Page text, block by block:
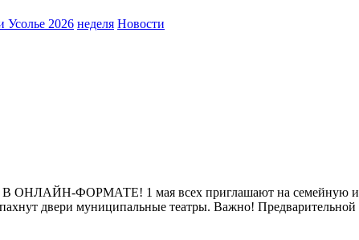
Усолье 2026 неделя Новости
1 мая всех приглашают на семейную
двери муниципальные театры. Важно!